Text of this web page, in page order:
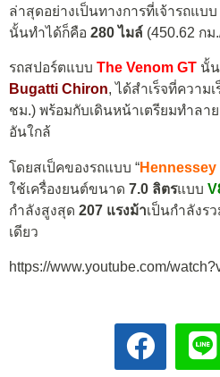
ล่าสุดอย่างเป็นทางการที่เจ้ารถแบบ
นั้นทำได้ก็คือ 280 ไมล์ (450.62 ก
รถสปอร์ตแบบ The Venom GT นั้
Bugatti Chiron, ได้สำเร็จที่ความเ
ชม.) พร้อมกับเดินหน้าเตรียมทำลา
อันใกล้
โดยสเป็คของรถแบบ “
ใช้เครื่องยนต์ขนาด 7.0 ลิตรแบบ
กำลังสูงสุด 207 แรงม้าเป็นกำลังร
เดียว
https://www.youtube.com/